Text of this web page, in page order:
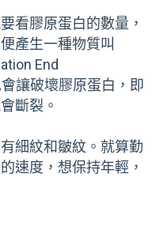
看膠原蛋白的數量，
產生一種物質叫
End
讓破壞膠原蛋白，即
斷裂。
細紋和皺紋。就算勤
速度，想保持年輕，